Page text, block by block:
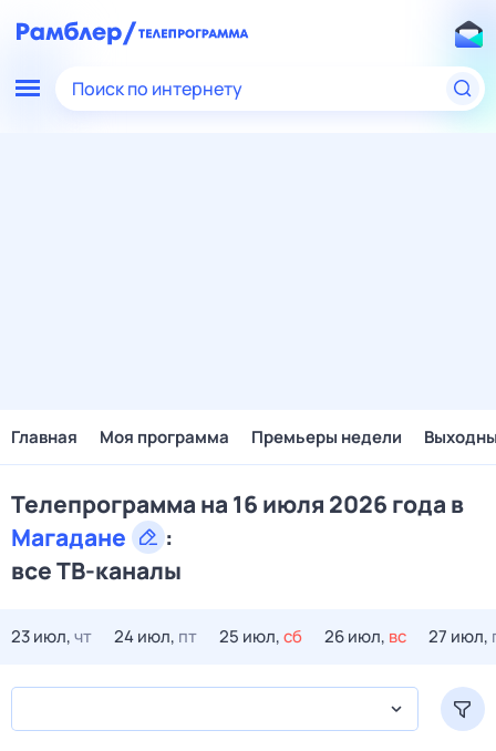
Поиск по интернету
Главная Моя программа Премьеры недели
Телепрограмма на 16 июля 2026 года в
Магадане
:
все ТВ-каналы
23 июл,чт 24 июл, пт 25 июл,сб 26 июл, вс 27 июл,